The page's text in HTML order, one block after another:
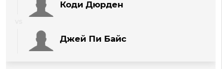
Коди Дюрден
Джей Пи Байс